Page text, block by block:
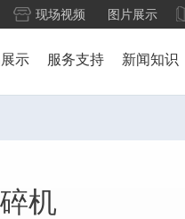
现场视频 图片展示
示 服务支持 新闻知识
机